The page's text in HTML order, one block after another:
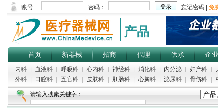
产品
首页 新器械 招商 代理 供求 企业
内科 血液科 呼吸科 心内科 神经科 消化科 内分泌 妇产科
外科
口腔科 五官科 皮肤科 肛肠科 心胸科 泌尿科 骨伤科
请输入搜素关键字：